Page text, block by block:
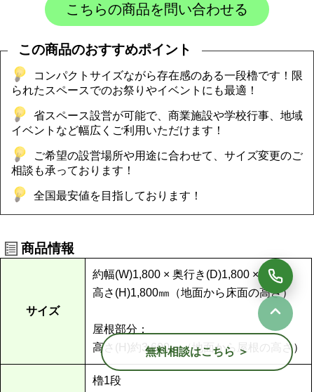
こちらの商品を問い合わせる
この商品のおすすめポイント
コンパクトサイズながら存在感のある一段櫓です！限
られたスペースでのお祭りやイベントにも最適！
省スペース設営が可能で、商業施設や学校行事、地域
イベントなど幅広くご利用いただけます！
ご希望の設営場所や用途に合わせて、サイズ変更のご
相談も承っております！
全国最安値を目指しております！
商品情報
サイズ
約幅(W)1,800 × 奥行き(D)1,800 ×
高さ(H)1,800㎜（地面から床面の高さ）
屋根部分：
高さ(H)約3,600㎜（地面から屋根の高さ）
櫓1段
無料相談はこちら ＞